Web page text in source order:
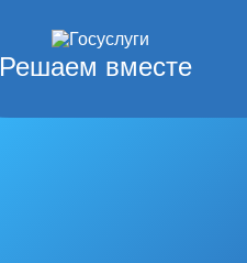
Решаем вместе